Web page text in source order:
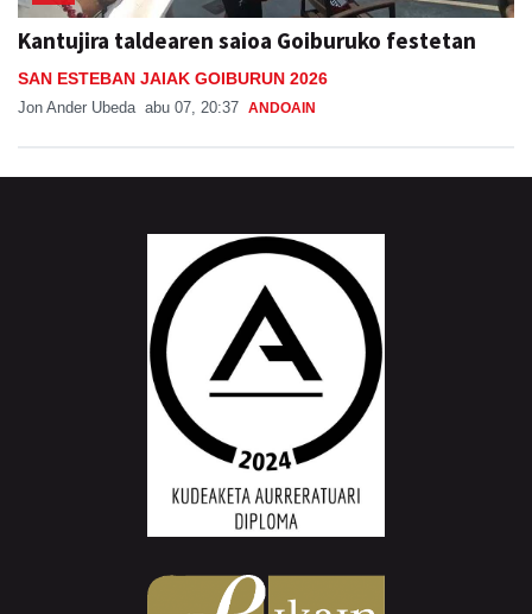
Kantujira taldearen saioa Goiburuko festetan
SAN ESTEBAN JAIAK GOIBURUN 2026
Jon Ander Ubeda abu 07, 20:37 ANDOAIN